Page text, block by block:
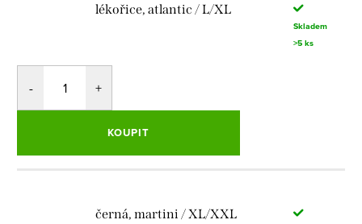
lékořice, atlantic / L/XL
Skladem
>5 ks
KOUPIT
černá, martini / XL/XXL